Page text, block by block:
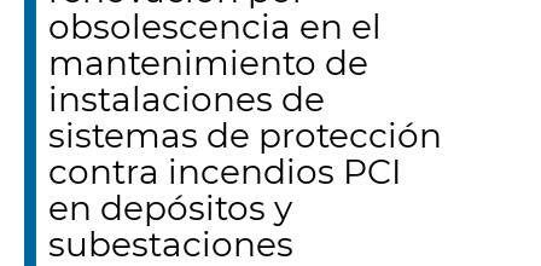
obsolescencia en el
mantenimiento de
instalaciones de
sistemas de protección
contra incendios PCI
en depósitos y
subestaciones